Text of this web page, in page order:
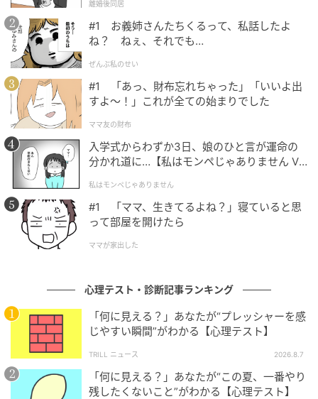
困るから、触らないでほしいな」と伝えてみてはいか
がでしょうか。
3. 釘を刺すを選んだ人に必要なのは「現在の
アサーティブな姿勢の継続と微調整」
釘を刺すことを選んだあなたは、相手の善意を受け止
めつつも、自分の大切な境界線は明確にして両者が納
得できる冷静な対話を行える能力を秘めているようで
す。しなやかな思考を持っており、想定外の状況でも
冷静にコミュニケーションを楽しめる強みがあるかも
しれません。
璧な対応を意識しすぎると、無意識のうちに気疲れが
溜まってしまう恐れもありそうです。
現在のバランスの良い姿勢をベースにしつつ、一人の
時間には肩の力を抜き、自分の心身をリラックスさせ
るケアを大切にしてみてはいかがでしょうか。
離婚後同居
#1 お義姉さんたちくるって、私話したよ
ね？ ねぇ、それでも…
ぜんぶ私のせい
#1 「あっ、財布忘れちゃった」「いいよ出
すよ〜！」これが全ての始まりでした
ママ友の財布
入学式からわずか3日、娘のひと言が運命の
分かれ道に…【私はモンペじゃありません Vo
私はモンペじゃありません
#1 「ママ、生きてるよね？」寝ていると思
って部屋を開けたら
ママが家出した
心理テスト・診断記事ランキング
「何に見える？」あなたが“プレッシャーを感
じやすい瞬間”がわかる【心理テスト】
TRILL ニュース 2026.8.7
「何に見える？」あなたが“この夏、一番やり
残したくないこと”がわかる【心理テスト】